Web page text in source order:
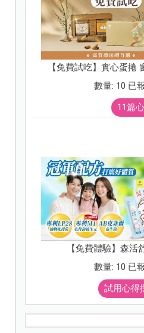
【免費試吃】實心蛋捲
數量: 10 已
11篇
【免費體驗】森活
數量: 10 已
試用心得